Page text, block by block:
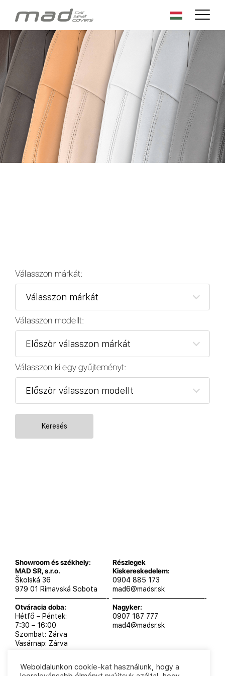
Válasszon márkát:
Válasszon modellt:
Válasszon ki egy gyűjteményt:
Keresés
Showroom és székhely:
MAD SR, s.r.o.
Školská 36
979 01 Rimavská Sobota
—————————————-
Otváracia doba:
Hétfő – Péntek:
7:30 – 16:00
Szombat: Zárva
Vasárnap: Zárva
Részlegek
Kiskereskedelem:
0904 885 173
mad6@madsr.sk
—————————————-
Nagyker:
0907 187 777
mad4@madsr.sk
Weboldalunkon cookie-kat használunk, hogy a